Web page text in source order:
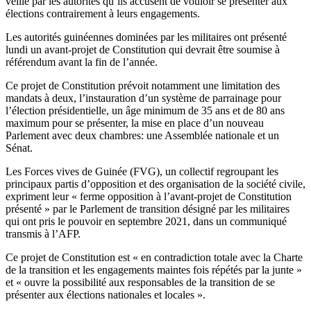
élections contrairement à leurs engagements.
Les autorités guinéennes dominées par les militaires ont présenté
lundi un avant-projet de Constitution qui devrait être soumise à
référendum avant la fin de l’année.
Ce projet de Constitution prévoit notamment une limitation des
mandats à deux, l’instauration d’un système de parrainage pour
l’élection présidentielle, un âge minimum de 35 ans et de 80 ans
maximum pour se présenter, la mise en place d’un nouveau
Parlement avec deux chambres: une Assemblée nationale et un
Sénat.
Les Forces vives de Guinée (FVG), un collectif regroupant les
principaux partis d’opposition et des organisation de la société civile,
expriment leur « ferme opposition à l’avant-projet de Constitution
présenté » par le Parlement de transition désigné par les militaires
qui ont pris le pouvoir en septembre 2021, dans un communiqué
transmis à l’AFP.
Ce projet de Constitution est « en contradiction totale avec la Charte
de la transition et les engagements maintes fois répétés par la junte »
et « ouvre la possibilité aux responsables de la transition de se
présenter aux élections nationales et locales ».